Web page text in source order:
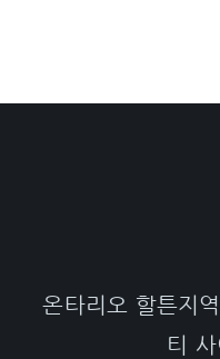
온타리오 할튼지
티 사